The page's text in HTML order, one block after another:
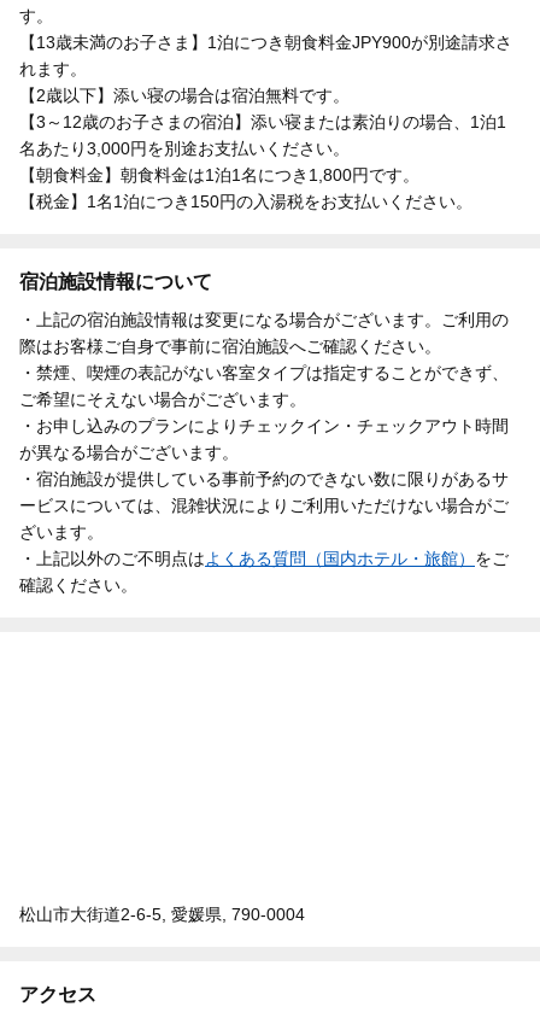
す。
【13歳未満のお子さま】1泊につき朝食料金JPY900が別途請求さ
れます。
【2歳以下】添い寝の場合は宿泊無料です。
【3～12歳のお子さまの宿泊】添い寝または素泊りの場合、1泊1
名あたり3,000円を別途お支払いください。
【朝食料金】朝食料金は1泊1名につき1,800円です。
【税金】1名1泊につき150円の入湯税をお支払いください。
宿泊施設情報について
・上記の宿泊施設情報は変更になる場合がございます。ご利用の
際はお客様ご自身で事前に宿泊施設へご確認ください。
・禁煙、喫煙の表記がない客室タイプは指定することができず、
ご希望にそえない場合がございます。
・お申し込みのプランによりチェックイン・チェックアウト時間
が異なる場合がございます。
・宿泊施設が提供している事前予約のできない数に限りがあるサ
ービスについては、混雑状況によりご利用いただけない場合がご
ざいます。
・上記以外のご不明点はよくある質問（国内ホテル・旅館） をご
確認ください。
松山市大街道2-6-5, 愛媛県, 790-0004
アクセス